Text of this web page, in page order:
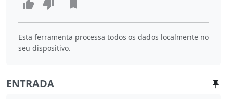
Esta ferramenta processa todos os dados localmente no
seu dispositivo.
ENTRADA